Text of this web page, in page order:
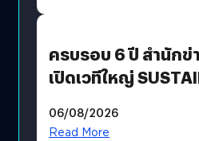
ครบรอบ 6 ปี สำนักข่
เปิดเวทีใหญ่
แนวทางปรับตัวสู่เศร
06/08/2026
Read More